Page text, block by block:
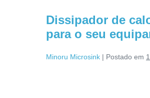
Dissipador de
para o seu
Minoru Microsink | Postado em